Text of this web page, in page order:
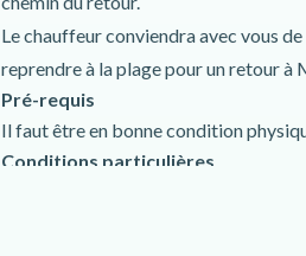
Le chauffeur conviendra avec vous de
reprendre à la plage pour un retour à
Pré-requis
Il faut être en bonne condition
Conditions particulières